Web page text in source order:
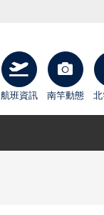
航班資訊 南竿動態